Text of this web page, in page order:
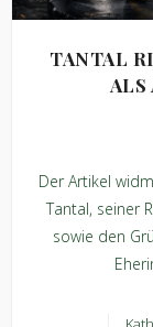
TANTAL
ALS
Der Artikel
Tantal, seiner
sowie den